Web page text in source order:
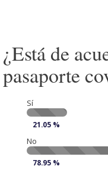
¿Está de
pasaporte
Sí
21.05 %
No
78.95 %